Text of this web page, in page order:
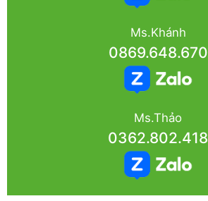
Ms.Khánh
0869.648.670
Ms.Thảo
0362.802.418